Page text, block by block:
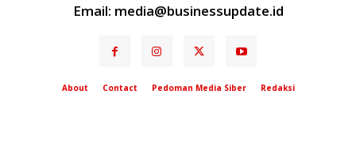
Email: media@businessupdate.id
About Contact Pedoman Media Siber Redaksi